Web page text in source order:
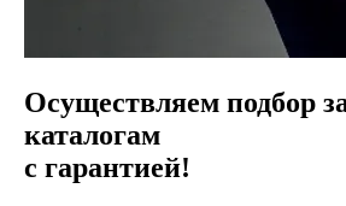
Осуществляем подбор
каталогам
с гарантией!